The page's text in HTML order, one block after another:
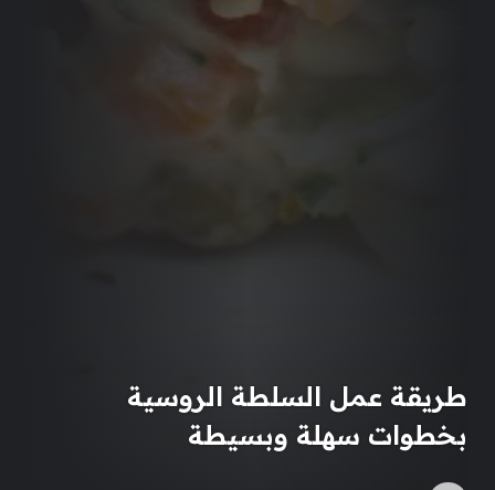
طريقة عمل السلطة الروسية
بخطوات سهلة وبسيطة